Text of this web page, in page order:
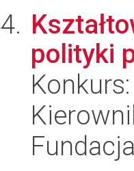
polityki
Konkurs: